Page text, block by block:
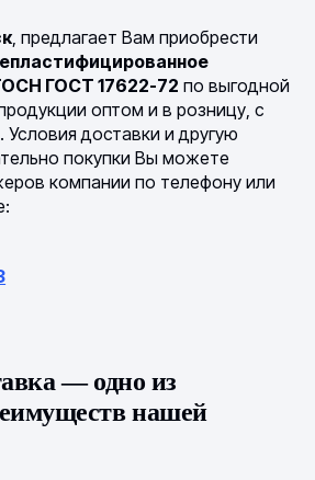
, предлагает Вам приобрести
ГОСТ 17622-72 по выгодной
оптом и в розницу, с
доставки и другую
покупки Вы можете
компании по телефону или
— одно из
нашей